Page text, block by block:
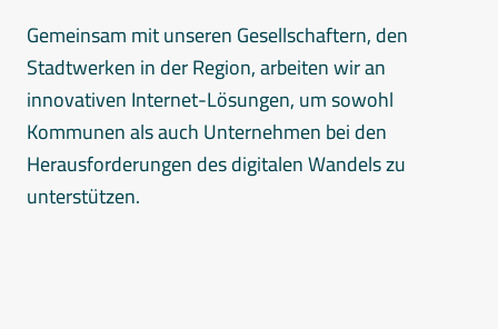
Gemeinsam mit unseren Gesellschaftern, den
Stadtwerken in der Region, arbeiten wir an
innovativen Internet-Lösungen, um sowohl
Kommunen als auch Unternehmen bei den
Herausforderungen des digitalen Wandels zu
unterstützen.